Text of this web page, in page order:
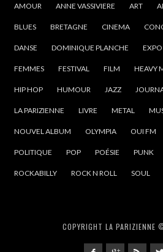
AMOUR ANNE VASSIVIERE ART
BLUES BRETAGNE CINEMA
DANSE DOMINIQUE PLANCHE EXPO
FEMMES FESTIVAL FILM HEAVY
HIP HOP HUMOUR JAZZ
LA PARIZIENNE LIVRE METAL
NOUVEL ALBUM OLYMPIA OUI FM
POLITIQUE POP POÉSIE PUNK
ROCKABILLY ROCK N ROLL SOUL
COPYRIGHT LA